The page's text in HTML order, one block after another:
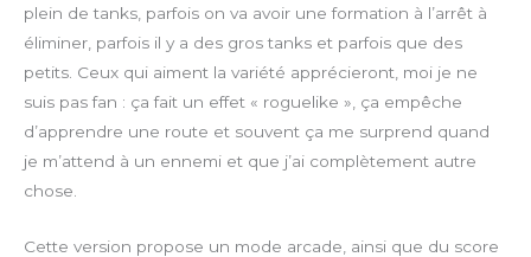
plein de tanks, parfois on va avoir une formation à l’arrêt à
éliminer, parfois il y a des gros tanks et parfois que des
petits. Ceux qui aiment la variété apprécieront, moi je ne
suis pas fan : ça fait un effet « roguelike », ça empêche
d’apprendre une route et souvent ça me surprend quand
je m’attend à un ennemi et que j’ai complètement autre
chose.
Cette version propose un mode arcade, ainsi que du score